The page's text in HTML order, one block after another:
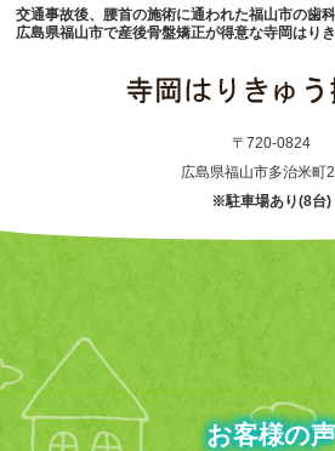
交通事故後、腰首の施術に通われた福山市の歯
広島県福山市で産後骨盤矯正が得意な寺岡はり
〒720-0824
広島県福山市多治米町
※駐車場あり(8台)
初めての方へ
アクセス
メニュー・料金表
お客様の